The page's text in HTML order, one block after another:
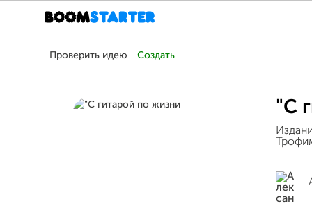
Проверить идею Создать
"С